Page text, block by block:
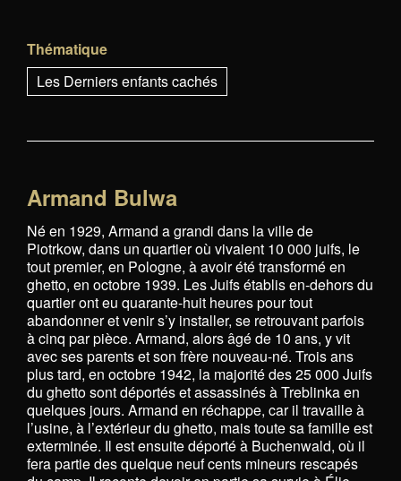
Thématique
Les Derniers enfants cachés
Armand Bulwa
Né en 1929, Armand a grandi dans la ville de
Piotrkow, dans un quartier où vivaient 10 000 juifs, le
tout premier, en Pologne, à avoir été transformé en
ghetto, en octobre 1939. Les Juifs établis en-dehors du
quartier ont eu quarante-huit heures pour tout
abandonner et venir s’y installer, se retrouvant parfois
à cinq par pièce. Armand, alors âgé de 10 ans, y vit
avec ses parents et son frère nouveau-né. Trois ans
plus tard, en octobre 1942, la majorité des 25 000 Juifs
du ghetto sont déportés et assassinés à Treblinka en
quelques jours. Armand en réchappe, car il travaille à
l’usine, à l’extérieur du ghetto, mais toute sa famille est
exterminée. Il est ensuite déporté à Buchenwald, où il
fera partie des quelque neuf cents mineurs rescapés